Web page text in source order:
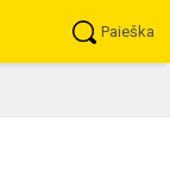
Paieška